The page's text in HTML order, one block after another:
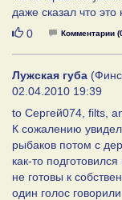
даже сказал что
Нравится
0 Комментарии
Лужская губа
02.04.2010 19:39
to Сергей074, filts,
К сожалению
рыбаков потом с
как-то
не готовы к
один голос